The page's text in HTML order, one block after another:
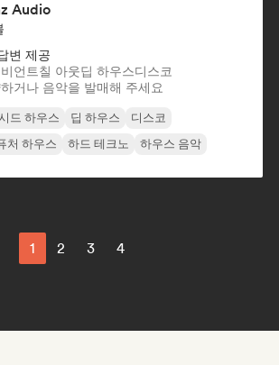
Audio
변 제공
언트칠 아웃딥 하우스디스코
거나 음악을 발매해 주세요
드 하우스 딥 하우스
디스코
처 하우스 하드 테크노 하우스 음악
1 2 3 4